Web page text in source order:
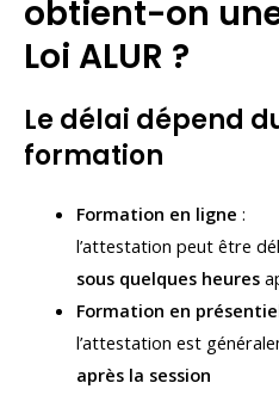
obtient-on
Loi ALUR ?
Le délai dépend
formation
Formation en ligne :
l’attestation peut être
sous quelques heures
Formation en
l’attestation est
après la session